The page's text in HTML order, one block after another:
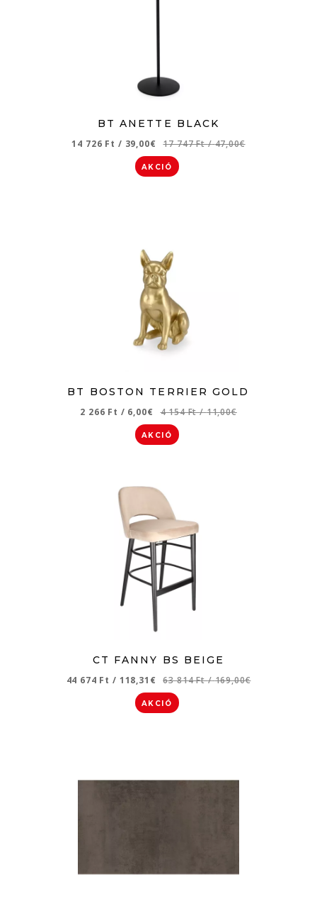
BT ANETTE BLACK
14 726 Ft / 39,00€ 17 747 Ft/ 47,00€
AKCIÓ
BT BOSTON TERRIER GOLD
2 266 Ft / 6,00€ 4 154 Ft/ 11,00€
AKCIÓ
CT FANNY BS BEIGE
44 674 Ft / 118,31€ 63 814 Ft/ 169,00€
AKCIÓ